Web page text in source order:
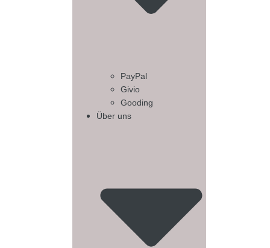
PayPal
Givio
Gooding
Über uns